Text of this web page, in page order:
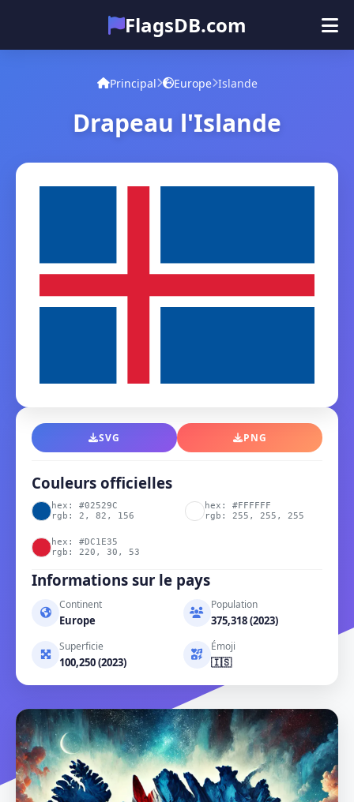
FlagsDB.com
Principal
Quiz
Principal Europe Islande
Drapeau l'Islande
SVG PNG
Couleurs officielles
hex: #02529C
rgb: 2, 82, 156
hex: #FFFFFF
rgb: 255, 255, 255
hex: #DC1E35
rgb: 220, 30, 53
Informations sur le pays
Continent
Europe
Population
375,318 (2023)
Superficie
100,250 (2023)
Émoji
🇮🇸